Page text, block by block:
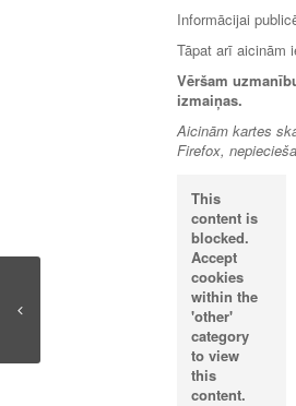
Informācijai
Tāpat arī aicinām
Vēršam
izmaiņas.
Aicinām kartes
Firefox,
This
content is
blocked.
Accept
cookies
within the
'other'
category
to view
this
content.